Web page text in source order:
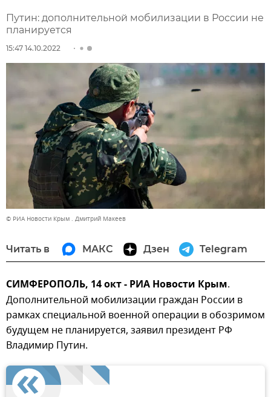
Путин: дополнительной мобилизации в России не
планируется
15:47 14.10.2022
© РИА Новости Крым . Дмитрий Макеев
Читать в МАКС Дзен Telegram
СИМФЕРОПОЛЬ, 14 окт - РИА Новости Крым.
Дополнительной мобилизации граждан России в
рамках специальной военной операции в обозримом
будущем не планируется, заявил президент РФ
Владимир Путин.